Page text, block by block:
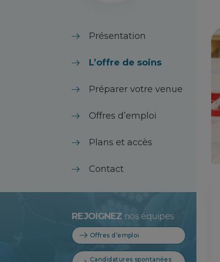
Présentation
L’offre de soins
Préparer votre venue
Offres d’emploi
Plans et accès
Contact
REJOIGNEZ nos équipes
Offres d’emploi
Candidatures spontanées